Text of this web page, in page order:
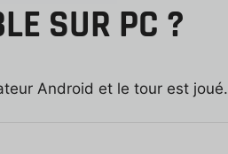
SUR PC ?
Android et le tour est joué.